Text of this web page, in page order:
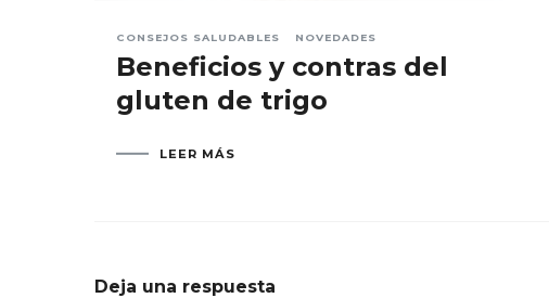
CONSEJOS SALUDABLES NOVEDADES
Beneficios y contras del
gluten de trigo
LEER MÁS
Deja una respuesta